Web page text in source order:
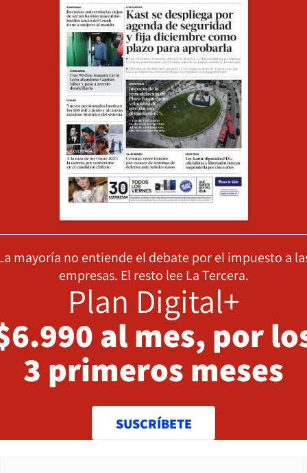
mayoría no entiende el debate por el impuesto a
empresas. El resto lee La Tercera.
Plan Digital+
al mes, por
3 primeros meses
SUSCRÍBETE